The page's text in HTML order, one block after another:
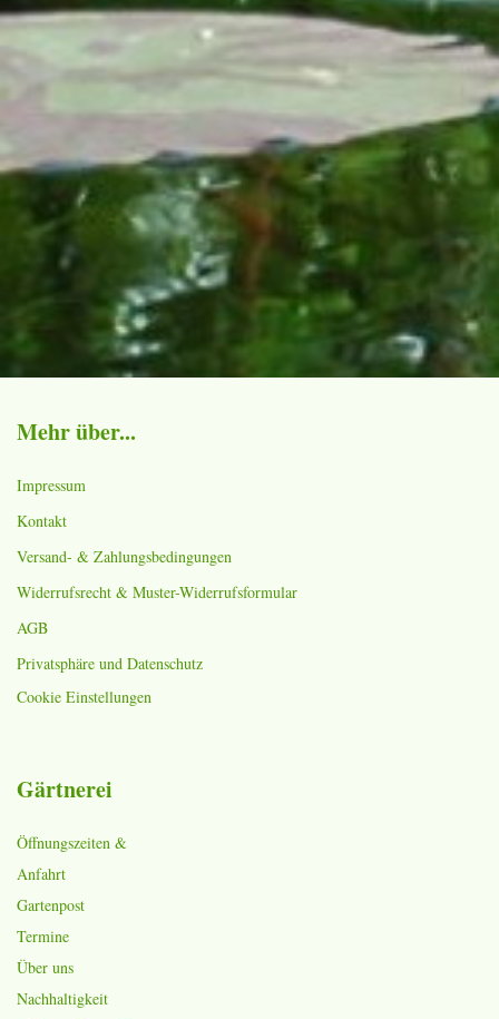
Mehr über...
Impressum
Kontakt
Versand- & Zahlungsbedingungen
Widerrufsrecht & Muster-Widerrufsformular
AGB
Privatsphäre und Datenschutz
Cookie Einstellungen
Gärtnerei
Öffnungszeiten &
Anfahrt
Gartenpost
Termine
Über uns
Nachhaltigkeit